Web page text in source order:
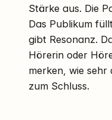
Stärke aus. Die
Das Publikum
gibt Resonanz.
Hörerin oder
merken, wie sehr
zum Schluss.